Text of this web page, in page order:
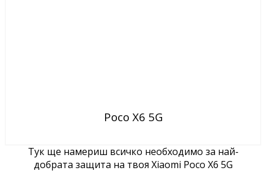
Poco X6 5G
Тук ще намериш всичко необходимо за най-
добрата защита на твоя Xiaomi Poco X6 5G